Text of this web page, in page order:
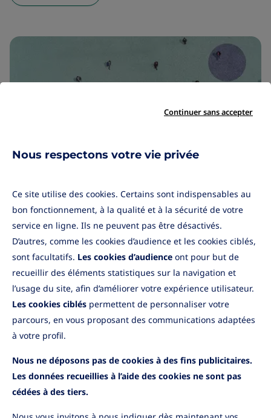
Informations aux porteurs•09/07/2026
Information sur vos supports de
placement
Lire la suite
Qui sommes nous ?
Le groupe Amundi
Nos engagements
Nous respectons votre vie privée
Ce site utilise des cookies. Certains sont indispensables au
bon fonctionnement, à la qualité et à la sécurité de votre
service en ligne. Ils ne peuvent pas être désactivés.
D’autres, comme les cookies d’audience et les cookies ciblés,
sont facultatifs. Les cookies d’audience ont pour but de
recueillir des éléments statistiques sur la navigation et
l’usage du site, afin d’améliorer votre expérience utilisateur.
Les cookies ciblés permettent de personnaliser votre
parcours, en vous proposant des communications adaptées
à votre profil.
Nous ne déposons pas de cookies à des fins publicitaires.
Les données recueillies à l’aide des cookies ne sont pas
cédées à des tiers.
Continuer sans accepter